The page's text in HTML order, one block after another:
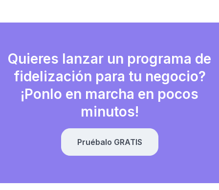
Quieres lanzar un programa de
fidelización para tu negocio?
¡Ponlo en marcha en pocos
minutos!
Pruébalo GRATIS